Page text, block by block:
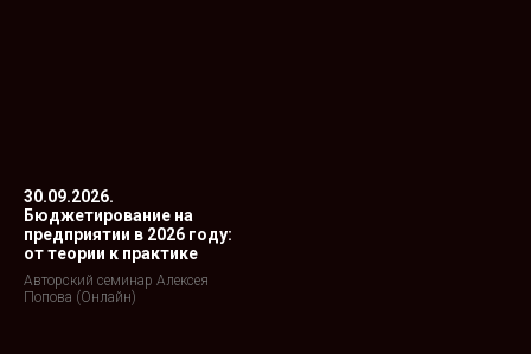
30.09.2026.
Бюджетирование на
предприятии в 2026 году:
от теории к практике
Авторский семинар Алексея
Попова (Онлайн)